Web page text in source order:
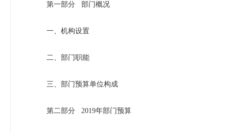
第一部分 部门概况
一、机构设置
二、部门职能
三、部门预算单位构成
第二部分 2019年部门预算